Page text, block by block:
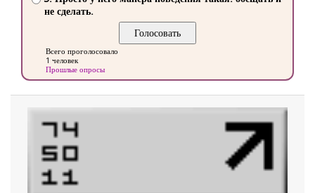
не сделать.
Всего проголосовало
1 человек
Прошлые опросы